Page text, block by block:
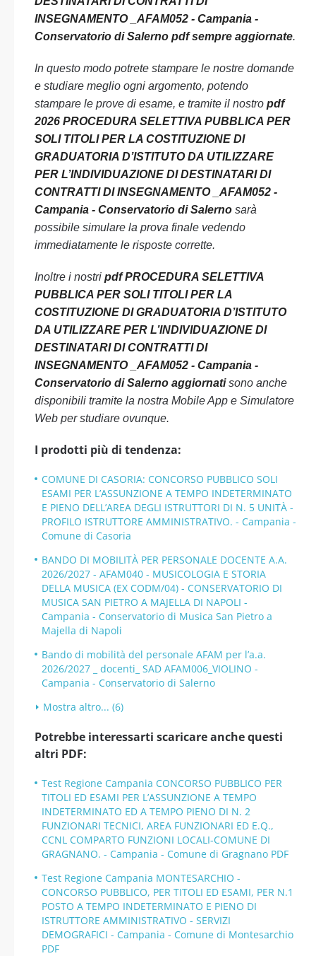
INSEGNAMENTO _AFAM052 - Campania -
Conservatorio di Salerno pdf sempre aggiornate.
In questo modo potrete stampare le nostre domande
e studiare meglio ogni argomento, potendo
stampare le prove di esame, e tramite il nostro pdf
2026 PROCEDURA SELETTIVA PUBBLICA PER
SOLI TITOLI PER LA COSTITUZIONE DI
GRADUATORIA D’ISTITUTO DA UTILIZZARE
PER L’INDIVIDUAZIONE DI DESTINATARI DI
CONTRATTI DI INSEGNAMENTO _AFAM052 -
Campania - Conservatorio di Salerno sarà
possibile simulare la prova finale vedendo
immediatamente le risposte corrette.
Inoltre i nostri pdf PROCEDURA SELETTIVA
PUBBLICA PER SOLI TITOLI PER LA
COSTITUZIONE DI GRADUATORIA D’ISTITUTO
DA UTILIZZARE PER L’INDIVIDUAZIONE DI
DESTINATARI DI CONTRATTI DI
INSEGNAMENTO _AFAM052 - Campania -
Conservatorio di Salerno aggiornatisono anche
disponibili tramite la nostra Mobile App e Simulatore
Web per studiare ovunque.
I prodotti più di tendenza:
COMUNE DI CASORIA: CONCORSO PUBBLICO SOLI
ESAMI PER L’ASSUNZIONE A TEMPO INDETERMINATO
E PIENO DELL’AREA DEGLI ISTRUTTORI DI N. 5 UNITÀ -
PROFILO ISTRUTTORE AMMINISTRATIVO. - Campania -
Comune di Casoria
BANDO DI MOBILITÀ PER PERSONALE DOCENTE A.A.
2026/2027 - AFAM040 - MUSICOLOGIA E STORIA
DELLA MUSICA (EX CODM/04) - CONSERVATORIO DI
MUSICA SAN PIETRO A MAJELLA DI NAPOLI -
Campania - Conservatorio di Musica San Pietro a
Majella di Napoli
Bando di mobilità del personale AFAM per l’a.a.
2026/2027 _ docenti_ SAD AFAM006_VIOLINO -
Campania - Conservatorio di Salerno
Mostra altro... (6)
Potrebbe interessarti scaricare anche questi
altri PDF:
Test Regione Campania CONCORSO PUBBLICO PER
TITOLI ED ESAMI PER L’ASSUNZIONE A TEMPO
INDETERMINATO ED A TEMPO PIENO DI N. 2
FUNZIONARI TECNICI, AREA FUNZIONARI ED E.Q.,
CCNL COMPARTO FUNZIONI LOCALI-COMUNE DI
GRAGNANO. - Campania - Comune di Gragnano PDF
Test Regione Campania MONTESARCHIO -
CONCORSO PUBBLICO, PER TITOLI ED ESAMI, PER N.1
POSTO A TEMPO INDETERMINATO E PIENO DI
ISTRUTTORE AMMINISTRATIVO - SERVIZI
DEMOGRAFICI - Campania - Comune di Montesarchio
PDF